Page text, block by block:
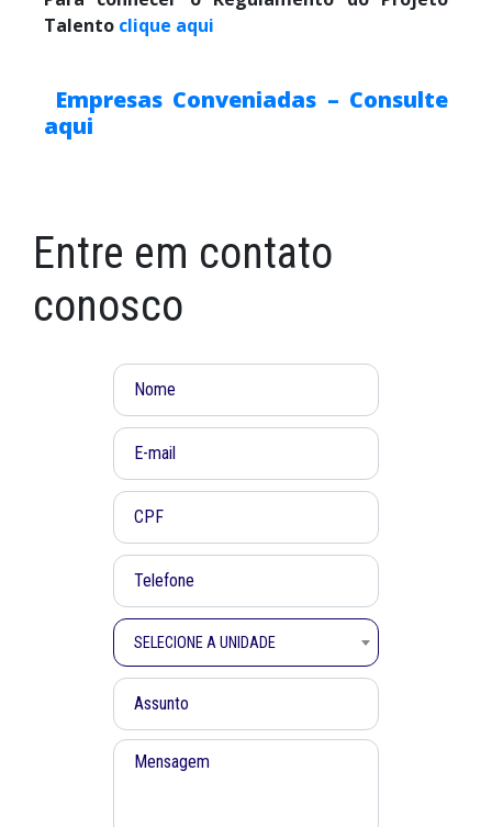
Talento clique aqui
Empresas Conveniadas – Consulte
aqui
Entre em contato
conosco
SELECIONE A UNIDADE